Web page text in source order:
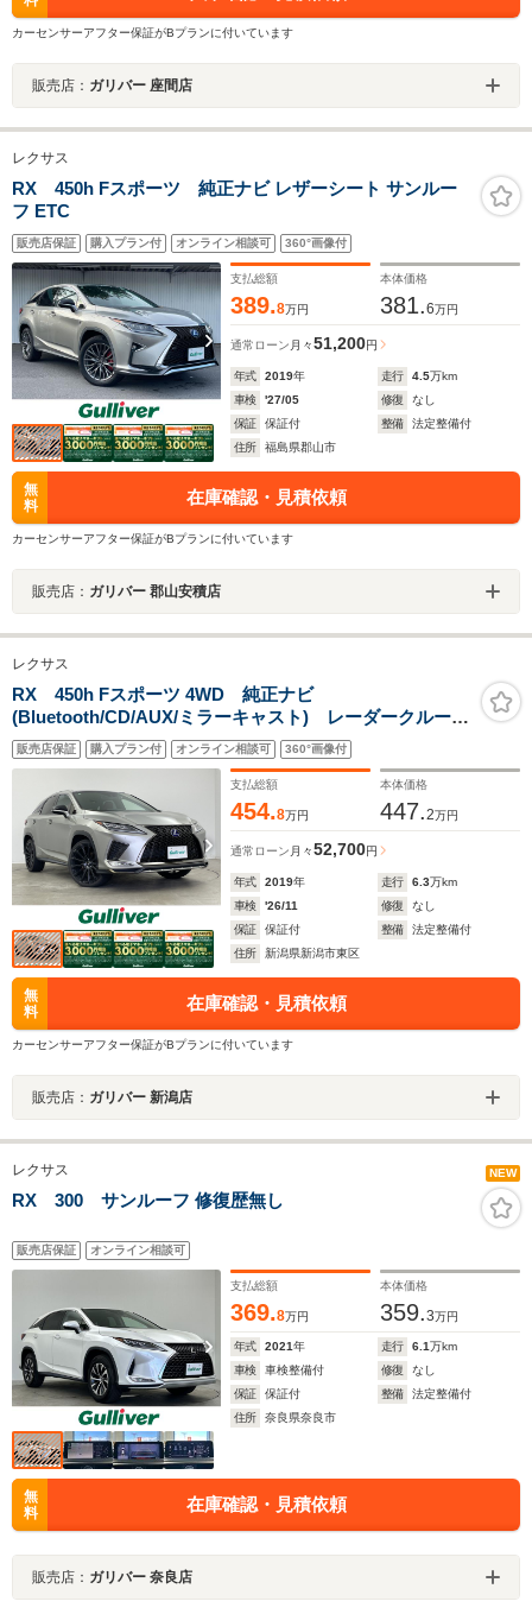
カーセンサーアフター保証がBプランに付いています
販売店： ガリバー 座間店
レクサス
RX 450h Fスポーツ 純正ナビ レザーシート サンルー
フ ETC
販売店保証 購入プラン付 オンライン相談可 360°画像付
支払総額
389.8万円
本体価格
381.6万円
通常ローン 月々51,200円
年式 2019年 走行 4.5万km
車検
'27/05 修復
なし
保証
保証付 整備
法定整備付
住所
福島県郡山市
無
料
在庫確認・見積依頼
カーセンサーアフター保証がBプランに付いています
販売店： ガリバー 郡山安積店
レクサス
RX 450h Fスポーツ 4WD 純正ナビ
(Bluetooth/CD/AUX/ミラーキャスト) レーダークルーズ
コントロール ブラインドスポットモニター レーンキ
ープアシスト 電動格納ミラー パドルシフト ヘッド
販売店保証 購入プラン付 オンライン相談可 360°画像付
支払総額
454.8万円
本体価格
447.2万円
通常ローン 月々52,700円
年式 2019年 走行 6.3万km
車検
'26/11 修復
なし
保証
保証付 整備
法定整備付
住所
新潟県新潟市東区
無
料
在庫確認・見積依頼
カーセンサーアフター保証がBプランに付いています
販売店： ガリバー 新潟店
レクサス NEW
RX 300 サンルーフ 修復歴無し
販売店保証 オンライン相談可
支払総額
369.8万円
本体価格
359.3万円
年式 2021年 走行 6.1万km
車検
車検整備付 修復
なし
保証
保証付 整備
法定整備付
住所
奈良県奈良市
無
料
在庫確認・見積依頼
販売店： ガリバー 奈良店